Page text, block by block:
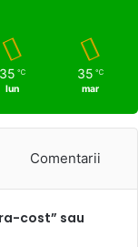
35 ℃
lun
35 ℃
mar
Comentarii
cost” sau